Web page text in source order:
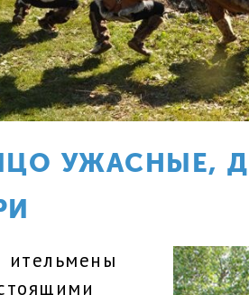
УЖАСНЫЕ,
ительмены